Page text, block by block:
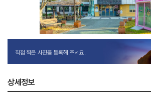
직접 찍은 사진을 등록해 주세요.
상세정보